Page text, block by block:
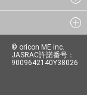
© oricon ME inc.
JASRAC許諾番号：
9009642140Y38026